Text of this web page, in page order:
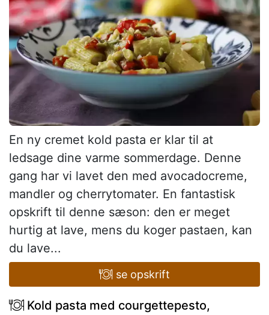
En ny cremet kold pasta er klar til at
ledsage dine varme sommerdage. Denne
gang har vi lavet den med avocadocreme,
mandler og cherrytomater. En fantastisk
opskrift til denne sæson: den er meget
hurtig at lave, mens du koger pastaen, kan
du lave...
se opskrift
Kold pasta med courgettepesto,